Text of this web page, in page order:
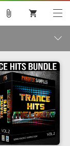
MEIKO V3
SPITFIRE AUDIO
ンスフリーBGM
DUBSTEP
ROUTER.FM
attach_file shopping_cart